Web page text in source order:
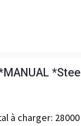
à charger: